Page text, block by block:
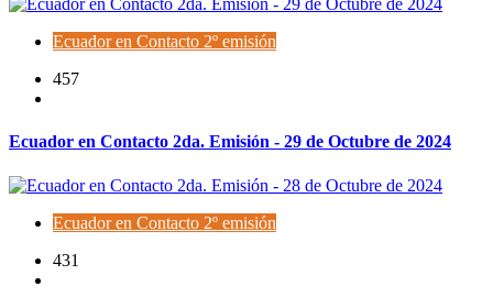
Ecuador en Contacto 2º emisión
457
Ecuador en Contacto 2da. Emisión - 29 de Octubre de 2024
Ecuador en Contacto 2º emisión
431